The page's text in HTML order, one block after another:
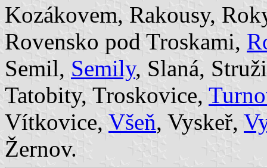
Kozákovem, Rakousy,
Rovensko pod Troskami,
Semil, Semily, Slaná,
Tatobity, Troskovice,
Vítkovice, Všeň, Vyskeř,
Žernov.